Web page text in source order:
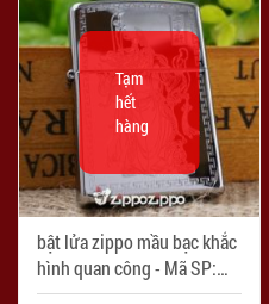
bật lửa zippo mầu bạc khắc
hình quan công - Mã SP:
ZPC1452
Tạm
hết
hàng